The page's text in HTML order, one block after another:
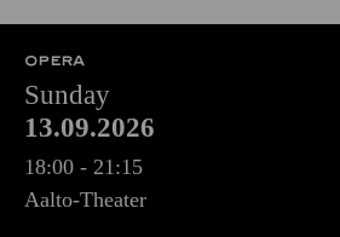
OPERA
Sunday
13.09.2026
18:00 - 21:15
Aalto-Theater